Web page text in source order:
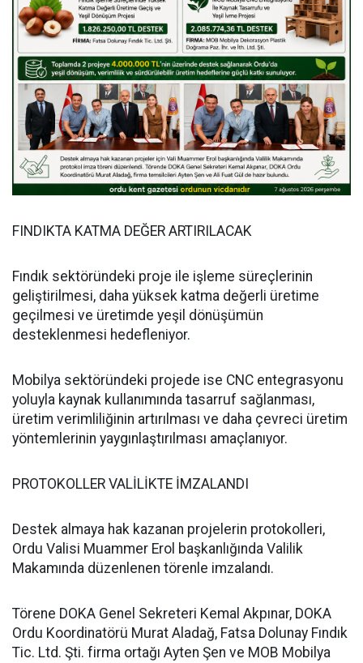
FINDIKTA KATMA DEĞER ARTIRILACAK
Fındık sektöründeki proje ile işleme süreçlerinin
geliştirilmesi, daha yüksek katma değerli üretime
geçilmesi ve üretimde yeşil dönüşümün
desteklenmesi hedefleniyor.
Mobilya sektöründeki projede ise CNC entegrasyonu
yoluyla kaynak kullanımında tasarruf sağlanması,
üretim verimliliğinin artırılması ve daha çevreci üretim
yöntemlerinin yaygınlaştırılması amaçlanıyor.
PROTOKOLLER VALİLİKTE İMZALANDI
Destek almaya hak kazanan projelerin protokolleri,
Ordu Valisi Muammer Erol başkanlığında Valilik
Makamında düzenlenen törenle imzalandı.
Törene DOKA Genel Sekreteri Kemal Akpınar, DOKA
Ordu Koordinatörü Murat Aladağ, Fatsa Dolunay Fındık
Tic. Ltd. Şti. firma ortağı Ayten Şen ve MOB Mobilya